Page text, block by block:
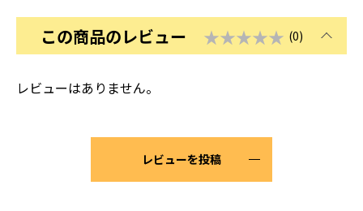
この商品のレビュー ★★★★★ (0)
レビューはありません。
レビューを投稿